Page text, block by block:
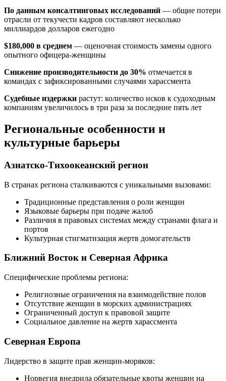
По данным консалтинговых исследований — общие потери
отрасли от текучести кадров составляют несколько
миллиардов долларов ежегодно
$180,000 в среднем — оценочная стоимость замены одного
опытного офицера-женщины
Снижение производительности до 30% отмечается в
командах с зафиксированными случаями харассмента
Судебные издержки растут: количество исков к судоходным
компаниям увеличилось в три раза за последние пять лет
Региональные особенности и
культурные барьеры
Азиатско-Тихоокеанский регион
В странах региона сталкиваются с уникальными вызовами:
Традиционные представления о роли женщин
Языковые барьеры при подаче жалоб
Различия в правовых системах между странами флага и
портов
Культурная стигматизация жертв домогательств
Ближний Восток и Северная Африка
Специфические проблемы региона:
Религиозные ограничения на взаимодействие полов
Отсутствие женщин в морских администрациях
Ограниченный доступ к правовой защите
Социальное давление на жертв харассмента
Северная Европа
Лидерство в защите прав женщин-моряков:
Норвегия внедрила обязательные квоты женщин на